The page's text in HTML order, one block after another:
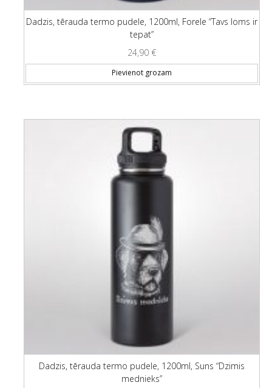
Dadzis, tērauda termo pudele, 1200ml, Forele “Tavs loms ir
tepat”
24,90 €
Pievienot grozam
Dadzis, tērauda termo pudele, 1200ml, Suns “Dzimis
mednieks”